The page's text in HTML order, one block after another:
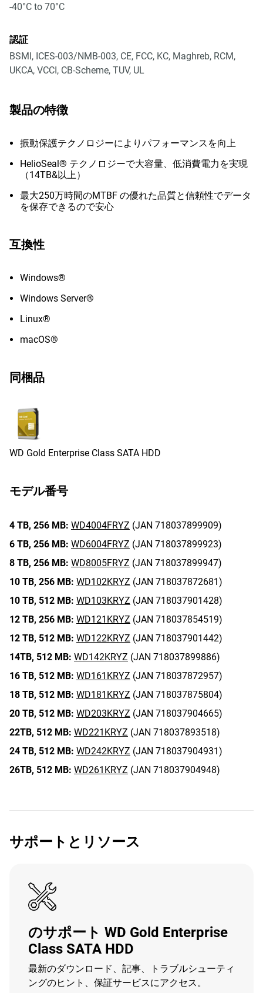
-40°C to 70°C
認証
BSMI, ICES-003/NMB-003, CE, FCC, KC, Maghreb, RCM,
UKCA, VCCI, CB-Scheme, TUV, UL
製品の特徴
振動保護テクノロジーによりパフォーマンスを向上
HelioSeal® テクノロジーで大容量、低消費電力を実現
（14TB&以上）
最大250万時間のMTBF の優れた品質と信頼性でデータ
を保存できるので安心
互換性
Windows®
Windows Server®
Linux®
macOS®
同梱品
WD Gold Enterprise Class SATA HDD
モデル番号
4 TB, 256 MB: WD4004FRYZ (JAN 718037899909)
6 TB, 256 MB: WD6004FRYZ (JAN 718037899923)
8 TB, 256 MB: WD8005FRYZ (JAN 718037899947)
10 TB, 256 MB: WD102KRYZ (JAN 718037872681)
10 TB, 512 MB: WD103KRYZ (JAN 718037901428)
12 TB, 256 MB: WD121KRYZ (JAN 718037854519)
12 TB, 512 MB: WD122KRYZ (JAN 718037901442)
14TB, 512 MB: WD142KRYZ (JAN 718037899886)
16 TB, 512 MB: WD161KRYZ (JAN 718037872957)
18 TB, 512 MB: WD181KRYZ (JAN 718037875804)
20 TB, 512 MB: WD203KRYZ (JAN 718037904665)
22TB, 512 MB: WD221KRYZ (JAN 718037893518)
24 TB, 512 MB: WD242KRYZ (JAN 718037904931)
26TB, 512 MB: WD261KRYZ (JAN 718037904948)
サポートとリソース
のサポート WD Gold Enterprise
Class SATA HDD
最新のダウンロード、記事、トラブルシューティ
ングのヒント、保証サービスにアクセス。